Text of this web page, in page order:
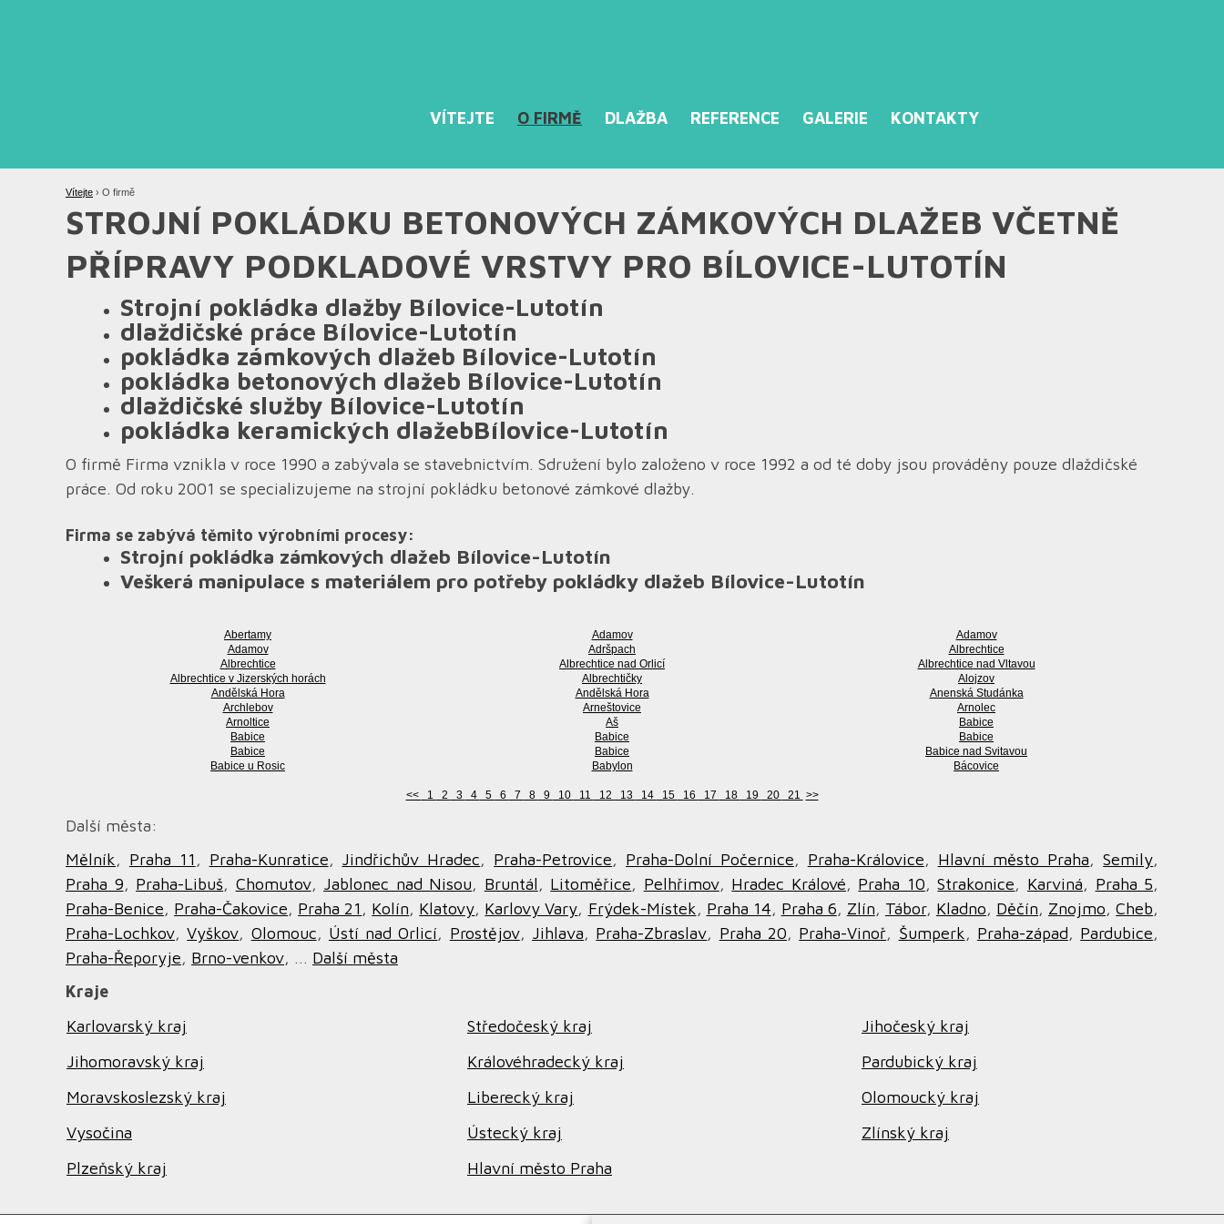
VÍTEJTE O FIRMĚ DLAŽBA REFERENCE GALERIE KONTAKTY
Vítejte › O firmě
STROJNÍ POKLÁDKU BETONOVÝCH ZÁMKOVÝCH DLAŽEB VČETNĚ
PŘÍPRAVY PODKLADOVÉ VRSTVY PRO BÍLOVICE-LUTOTÍN
Strojní pokládka dlažby Bílovice-Lutotín
dlaždičské práce Bílovice-Lutotín
pokládka zámkových dlažeb Bílovice-Lutotín
pokládka betonových dlažeb Bílovice-Lutotín
dlaždičské služby Bílovice-Lutotín
pokládka keramických dlažebBílovice-Lutotín
O firmě Firma vznikla v roce 1990 a zabývala se stavebnictvím. Sdružení bylo založeno v roce 1992 a od té doby jsou prováděny pouze dlaždičské
práce. Od roku 2001 se specializujeme na strojní pokládku betonové zámkové dlažby.
Firma se zabývá těmito výrobními procesy:
Strojní pokládka zámkových dlažeb Bílovice-Lutotín
Veškerá manipulace s materiálem pro potřeby pokládky dlažeb Bílovice-Lutotín
Abertamy Adamov
Adamov
Adamov
Adršpach
Albrechtice
Albrechtice
Albrechtice nad Orlicí
Albrechtice nad Vltavou
Albrechtice v Jizerských horách
Albrechtičky
Alojzov
Andělská Hora
Andělská Hora
Anenská Studánka
Archlebov
Arneštovice
Arnolec
Arnoltice
Aš
Babice
Babice
Babice
Babice
Babice
Babice
Babice nad Svitavou
Babice u Rosic
Babylon Bácovice
<< 1 2 3 4 5 6 7 8 9 10 11 12 13 14 15 16 17 18 19 20 21 >>
Další města:
Mělník, Praha 11 , Praha-Kunratice, Jindřichův Hradec, Praha-Petrovice, Praha-Dolní Počernice, Praha-Královice, Hlavní město Praha,Semily,
Praha 9, Praha-Libuš, Chomutov, Jablonec nad Nisou, Bruntál, Litoměřice, Pelhřimov, Hradec Králové, Praha 10,Strakonice, Karviná, Praha 5,
Praha-Benice, Praha-Čakovice, Praha 21 , Kolín, Klatovy, Karlovy Vary, Frýdek-Místek, Praha 14, Praha 6, Zlín, Tábor, Kladno, Děčín, Znojmo,Cheb,
Praha-Lochkov,Vyškov, Olomouc, Ústí nad Orlicí, Prostějov, Jihlava, Praha-Zbraslav, Praha 20, Praha-Vinoř, Šumperk, Praha-západ, Pardubice,
Praha-Řeporyje, Brno-venkov, ... Další města
Kraje
Karlovarský kraj
Středočeský kraj
Jihočeský kraj
Jihomoravský kraj
Královéhradecký kraj
Pardubický kraj
Moravskoslezský kraj
Liberecký kraj
Olomoucký kraj
Vysočina
Ústecký kraj
Zlínský kraj
Plzeňský kraj
Hlavní město Praha